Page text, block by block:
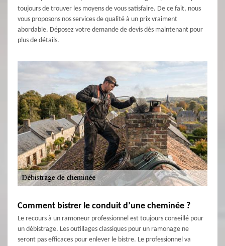
toujours de trouver les moyens de vous satisfaire. De ce fait, nous
vous proposons nos services de qualité à un prix vraiment
abordable. Déposez votre demande de devis dès maintenant pour
plus de détails.
Comment bistrer le conduit d’une cheminée ?
Le recours à un ramoneur professionnel est toujours conseillé pour
un débistrage. Les outillages classiques pour un ramonage ne
seront pas efficaces pour enlever le bistre. Le professionnel va